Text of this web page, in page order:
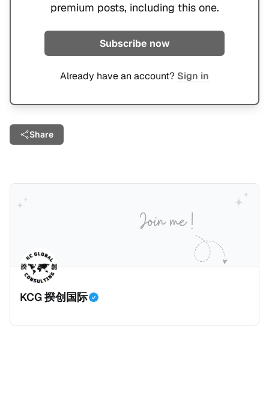
premium posts, including this one.
Subscribe now
Already have an account? Sign in
Share
KCG 揆创国际